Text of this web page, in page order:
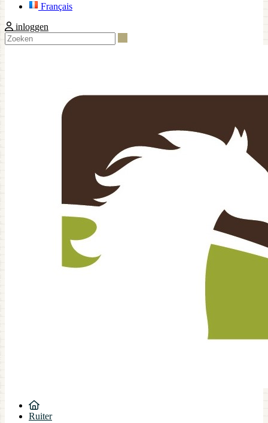
Français
inloggen
Ruiter